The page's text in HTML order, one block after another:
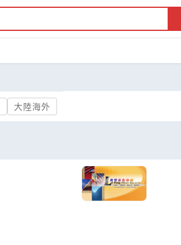
大陸海外